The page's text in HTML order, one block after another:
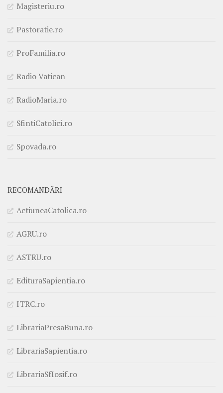
Magisteriu.ro
Pastoratie.ro
ProFamilia.ro
Radio Vatican
RadioMaria.ro
SfintiCatolici.ro
Spovada.ro
RECOMANDĂRI
ActiuneaCatolica.ro
AGRU.ro
ASTRU.ro
EdituraSapientia.ro
ITRC.ro
LibrariaPresaBuna.ro
LibrariaSapientia.ro
LibrariaSfIosif.ro